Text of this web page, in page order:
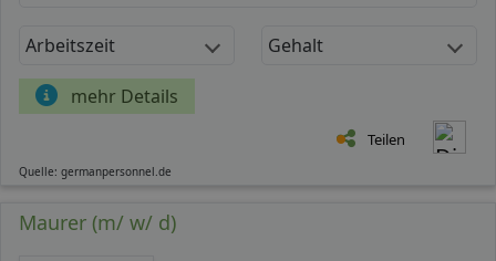
Arbeitszeit Gehalt
mehr Details
Teilen
Quelle: germanpersonnel.de
Maurer (m/ w/ d)